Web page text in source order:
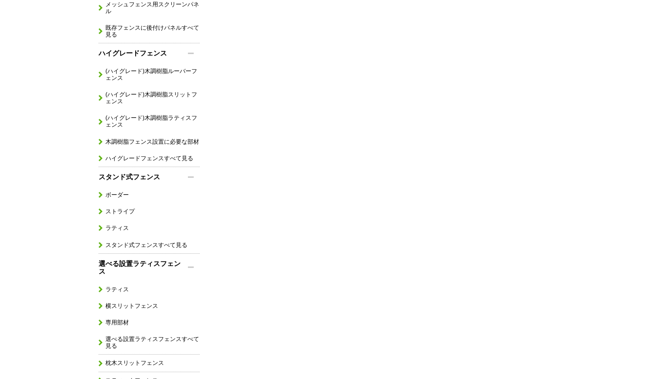
メッシュフェンス用スクリーンパネ
ル
既存フェンスに後付けパネルすべて
見る
ハイグレードフェンス
(ハイグレード)木調樹脂ルーバーフ
ェンス
(ハイグレード)木調樹脂スリットフ
ェンス
(ハイグレード)木調樹脂ラティスフ
ェンス
木調樹脂フェンス設置に必要な部材
ハイグレードフェンスすべて見る
スタンド式フェンス
ボーダー
ストライプ
ラティス
スタンド式フェンスすべて見る
選べる設置ラティスフェン
ス
ラティス
横スリットフェンス
専用部材
選べる設置ラティスフェンスすべて
見る
枕木スリットフェンス